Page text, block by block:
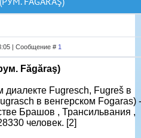
| Сообщение # 1
Făgăraş)
диалекте Fugresch, Fugreš в
в венгерском Fogaras) -
Брашов , Трансильвания ,
человек. [2]